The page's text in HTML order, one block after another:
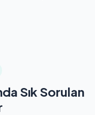
Sık Sorulan